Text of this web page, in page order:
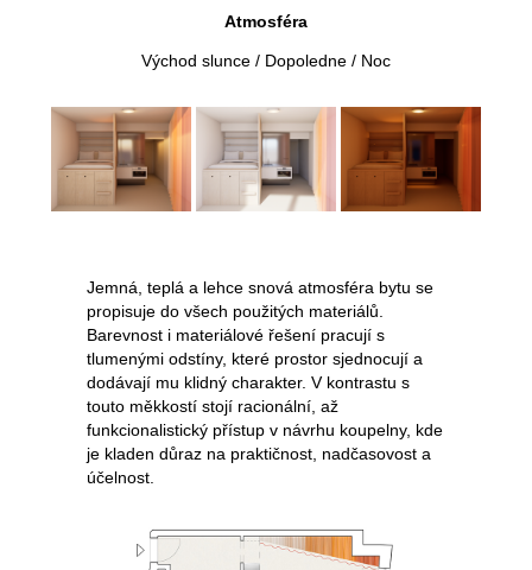
Atmosféra
Východ slunce / Dopoledne / Noc
Jemná, teplá a lehce snová atmosféra bytu se
propisuje do všech použitých materiálů.
Barevnost i materiálové řešení pracují s
tlumenými odstíny, které prostor sjednocují a
dodávají mu klidný charakter. V kontrastu s
touto měkkostí stojí racionální, až
funkcionalistický přístup v návrhu koupelny, kde
je kladen důraz na praktičnost, nadčasovost a
účelnost.